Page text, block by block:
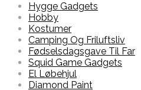
Hygge Gadgets
Hobby
Kostumer
Camping Og Friluftsliv
Fødselsdagsgave Til Far
Squid Game Gadgets
El Løbehjul
Diamond Paint